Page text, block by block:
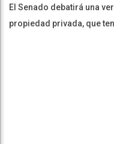
El Senado debatirá una
propiedad privada, que